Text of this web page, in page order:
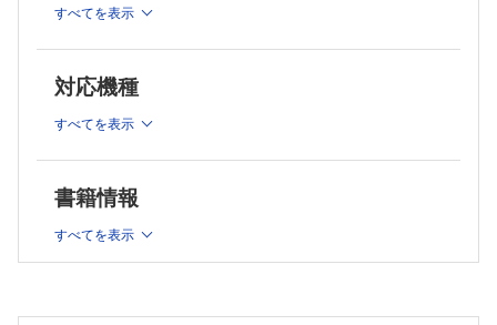
抗菌薬TDM臨床実践ガイドライン，改訂！（松元 一明）
TOPICS
は？（大橋 裕丈）
心不全に新たなツール！ 治療は変わる？ 変わらない？（橋
糖尿病の新規治療薬イメグリミン！ その作用とは？（麻生
不妊治療・生殖補助医療の保険適用に伴う効能追加が盛ん
に！（日置 三紀）
すべてを表示
対応機種
すべてを表示
書籍情報
すべてを表示